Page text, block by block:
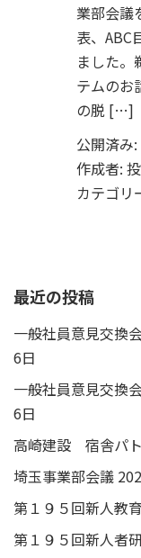
業部会議
表、ABC
ました。
テムのお
の脱 […]
公開済み
作成者:
カテゴリ
最近の投稿
一般社員意見交
6日
一般社員意見交
6日
高崎建設 宿舎パ
埼玉事業部会議
第１９５回新人教育
第１９５回新人者